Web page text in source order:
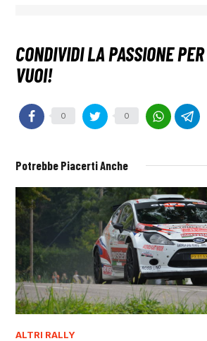
0 0
Potrebbe Piacerti Anche
ALTRI RALLY